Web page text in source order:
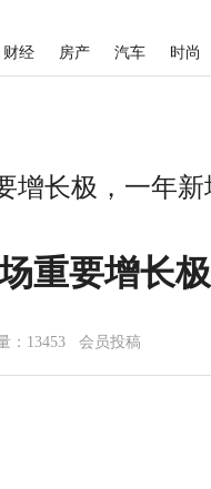
财经 房产 汽车 时尚
增长极，一年
重要增长
：13453 会员投稿